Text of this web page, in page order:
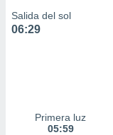
Salida del sol
06:29
Primera luz
05:59